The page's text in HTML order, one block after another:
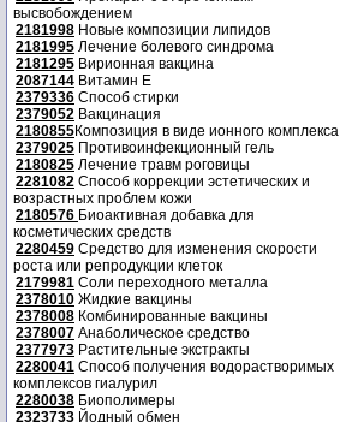
высвобождением
2181998 Новые композиции липидов
2181995 Лечение болевого синдрома
2181295 Вирионная вакцина
2087144 Витамин Е
2379336 Способ стирки
2379052 Вакцинация
2180855Композиция в виде ионного комплекса
2379025 Противоинфекционный гель
2180825 Лечение травм роговицы
2281082 Способ коррекции эстетических и
возрастных проблем кожи
2180576 Биоактивная добавка для
косметических средств
2280459 Средство для изменения скорости
роста или репродукции клеток
2179981 Соли переходного металла
2378010 Жидкие вакцины
2378008 Комбинированные вакцины
2378007 Анаболическое средство
2377973 Растительные экстракты
2280041 Способ получения водорастворимых
комплексов гиалурил
2280038 Биополимеры
2323733 Йодный обмен